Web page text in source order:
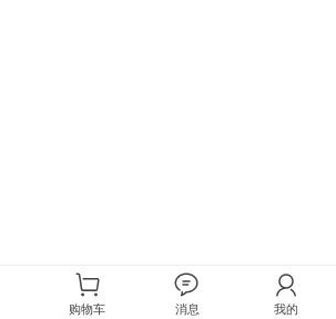
购物车 消息 我的